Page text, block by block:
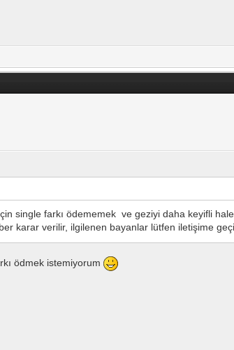
single farkı ödememek ve geziyi daha keyifli
karar verilir, ilgilenen bayanlar lütfen iletişime
ödmek istemiyorum